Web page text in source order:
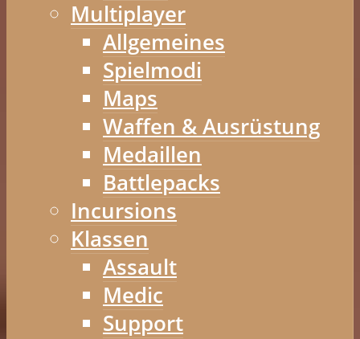
Multiplayer
Allgemeines
Spielmodi
Maps
Waffen & Ausrüstung
Medaillen
Battlepacks
Incursions
Klassen
Assault
Medic
Support